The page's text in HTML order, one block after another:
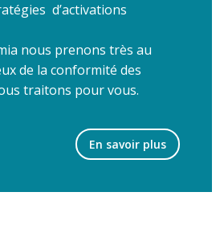
d’activations
nous prenons très au
de la conformité des
traitons pour vous.
En savoir plus